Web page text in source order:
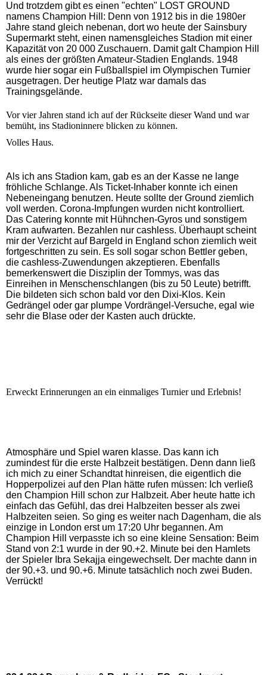
Und trotzdem gibt es einen "echten" LOST GROUND
namens Champion Hill: Denn von 1912 bis in die 1980er
Jahre stand gleich nebenan, dort wo heute der Sainsbury
Supermarkt steht, einen namensgleiches Stadion mit einer
Kapazität von 20 000 Zuschauern. Damit galt Champion Hill
als eines der größten Amateur-Stadien Englands. 1948
wurde hier sogar ein Fußballspiel im Olympischen Turnier
ausgetragen. Der heutige Platz war damals das
Trainingsgelände.
Vor vier Jahren stand ich auf der Rückseite dieser Wand und war
bemüht, ins Stadioninnere blicken zu können.
Volles Haus.
Als ich ans Stadion kam, gab es an der Kasse ne lange
fröhliche Schlange. Als Ticket-Inhaber konnte ich einen
Nebeneingang benutzen. Heute sollte der Ground ziemlich
voll werden. Corona-Impfungen wurden nicht kontrolliert.
Das Catering konnte mit Hühnchen-Gyros und sonstigem
Kram aufwarten. Bezahlen nur cashless. Überhaupt scheint
mir der Verzicht auf Bargeld in England schon ziemlich weit
fortgeschritten zu sein. Es soll sogar schon Bettler geben,
die cashless-Zuwendungen akzeptieren. Ebenfalls
bemerkenswert die Disziplin der Tommys, was das
Einreihen in Menschenschlangen (bis zu 50 Leute) betrifft.
Die bildeten sich schon bald vor den Dixi-Klos. Kein
Gedrängel oder gar plumpe Vordrängel-Versuche, egal wie
sehr die Blase oder der Kasten auch drückte.
Erweckt Erinnerungen an ein einmaliges Turnier und Erlebnis!
Atmosphäre und Spiel waren klasse. Das kann ich
zumindest für die erste Halbzeit bestätigen. Denn dann ließ
ich mich zu einer Schandtat hinreisen, die eigentlich die
Hopperpolizei auf den Plan hätte rufen müssen: Ich verließ
den Champion Hill schon zur Halbzeit. Aber heute hatte ich
einfach das Gefühl, das drei Halbzeiten besser als zwei
Halbzeiten seien. So ging es weiter nach Dagenham, die als
einzige in London erst um 17:20 Uhr begannen. Am
Champion Hill verpasste ich so eine kleine Sensation: Beim
Stand von 2:1 wurde in der 90.+2. Minute bei den Hamlets
der Spieler Ibra Sekajja eingewechselt. Der machte dann in
der 90.+3. und 90.+6. Minute tatsächlich noch zwei Buden.
Verrückt!